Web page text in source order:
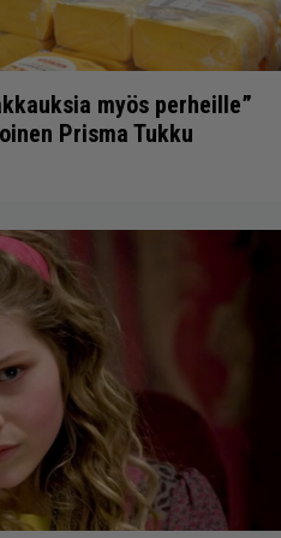
myös perheille”
Prisma Tukku